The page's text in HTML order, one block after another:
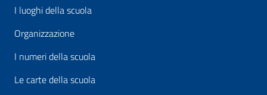
I luoghi della scuola
Organizzazione
I numeri della scuola
Le carte della scuola